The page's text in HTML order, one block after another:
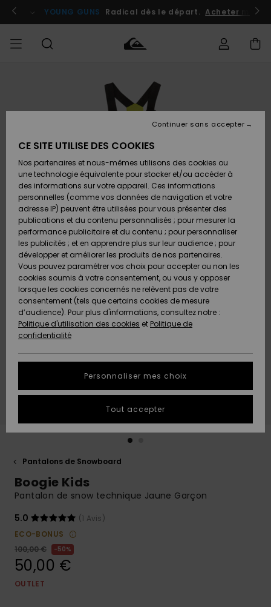
l'information
le
Se connecter / s'inscrire
YOUNG GUNS Radical dès le départ. Acheter
Vêtements
Chaussures
& Tongs
Surf
Snow
Nouveautés
A
Découvrir
Vêtements
Chaussures
& Tongs
Surf
Snow
Nouveautés
A
Découvrir
FEMME
Shop
A
Découvrir
Snow
SURF
Surf
Shop
Homme
Surf
Shop
Enfant
Highlights
Communauté
SNOW
Snow
Shop
Homme
Snow
Shop
Enfant
Snow
Shop
Femme
A
Découvrir
Communauté
OUTLET
Outlet
Homme
Enfant
Outlet
Femme
AIDE &
CONTACT
commande
Retours
Paiement
Carte
Cadeau
Quiksilver
Freedom
Protection
des
tailles
conversation
obtenir la
plus rapide
à votre
Démarrer
MAGASINS
QUIKSILVER
Pantalons de Snowboard
Boogie Kids
Pantalon de snow technique Jaune Garçon
5.0
(1 Avis)
ECO-BONUS
100,00 €
50%
50,00 €
OUTLET
CE SITE UTILISE DES COOKIES
Nos partenaires et nous-mêmes utilisons des cookies ou
une technologie équivalente pour stocker et/ou accéder à
des informations sur votre appareil. Ces informations
personnelles (comme vos données de navigation et votre
adresse IP) peuvent être utilisées pour vous présenter des
publications et du contenu personnalisés ; pour mesurer la
performance publicitaire et du contenu ; pour personnaliser
les publicités ; et en apprendre plus sur leur audience ; pour
développer et améliorer les produits de nos partenaires.
Vous pouvez paramétrer vos choix pour accepter ou non les
cookies soumis à votre consentement, ou vous y opposer
lorsque les cookies concernés ne relèvent pas de votre
consentement (tels que certains cookies de mesure
d’audience). Pour plus d'informations, consultez notre :
Politique d'utilisation des cookies et Politique de
confidentialité
Personnaliser mes choix
Continuer sans accepter
Tout accepter